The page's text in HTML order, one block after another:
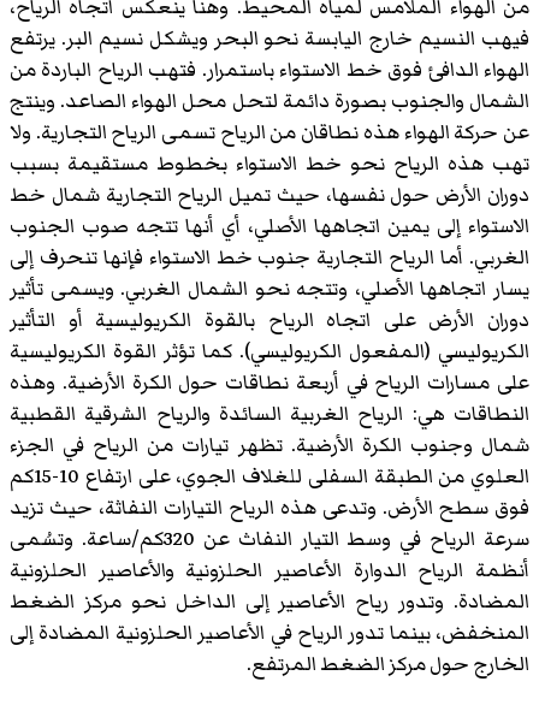
من الهواء الملامس لمياه المحيط. وهنا ينعكس اتجاه الرياح،
فيهب النسيم خارج اليابسة نحو البحر ويشكل نسيم البر. يرتفع
الهواء الدافئ فوق خط الاستواء باستمرار. فتهب الرياح الباردة من
الشمال والجنوب بصورة دائمة لتحل محل الهواء الصاعد. وينتج
عن حركة الهواء هذه نطاقان من الرياح تسمى الرياح التجارية. ولا
تهب هذه الرياح نحو خط الاستواء بخطوط مستقيمة بسبب
دوران الأرض حول نفسها، حيث تميل الرياح التجارية شمال خط
الاستواء إلى يمين اتجاهها الأصلي، أي أنها تتجه صوب الجنوب
الغربي. أما الرياح التجارية جنوب خط الاستواء فإنها تنحرف إلى
يسار اتجاهها الأصلي، وتتجه نحو الشمال الغربي. ويسمى تأثير
دوران الأرض على اتجاه الرياح بالقوة الكريوليسية أو التأثير
الكريوليسي (المفعول الكريوليسي). كما تؤثر القوة الكريوليسية
على مسارات الرياح في أربعة نطاقات حول الكرة الأرضية. وهذه
النطاقات هي: الرياح الغربية السائدة والرياح الشرقية القطبية
شمال وجنوب الكرة الأرضية. تظهر تيارات من الرياح في الجزء
العلوي من الطبقة السفلى للغلاف الجوي، على ارتفاع 10-15كم
فوق سطح الأرض. وتدعى هذه الرياح التيارات النفاثة، حيث تزيد
سرعة الرياح في وسط التيار النفاث عن 320كم/ساعة. وتسُمى
أنظمة الرياح الدوارة الأعاصير الحلزونية والأعاصير الحلزونية
المضادة. وتدور رياح الأعاصير إلى الداخل نحو مركز الضغط
المنخفض، بينما تدور الرياح في الأعاصير الحلزونية المضادة إلى
الخارج حول مركز الضغط المرتفع.